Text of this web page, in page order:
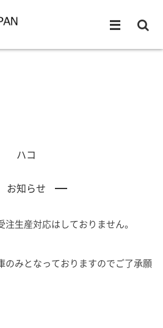
ハコ
お知らせ
生産対応はしておりません。
のみとなっておりますのでご了承願